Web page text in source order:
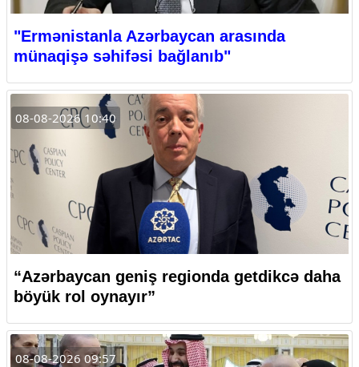
"Ermənistanla Azərbaycan arasında
münaqişə səhifəsi bağlanıb"
08-08-2026 10:40
“Azərbaycan geniş regionda getdikcə daha
böyük rol oynayır”
08-08-2026 09:57